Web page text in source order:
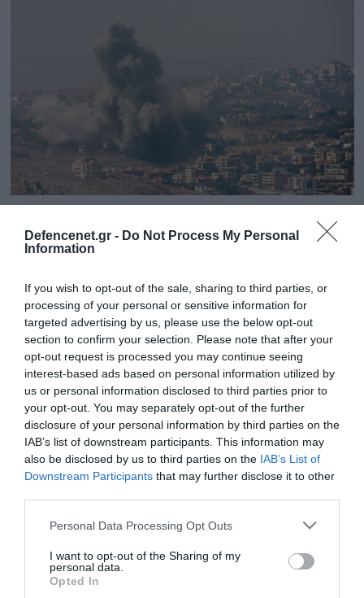
Defencenet.gr - Do Not Process My Personal
Information
If you wish to opt-out of the sale, sharing to third parties, or
processing of your personal or sensitive information for
targeted advertising by us, please use the below opt-out
section to confirm your selection. Please note that after your
opt-out request is processed you may continue seeing
interest-based ads based on personal information utilized by
us or personal information disclosed to third parties prior to
your opt-out. You may separately opt-out of the further
disclosure of your personal information by third parties on the
IAB’s list of downstream participants. This information may
also be disclosed by us to third parties on the IAB’s List of
Downstream Participants that may further disclose it to other
Please note that this website/app uses one or more Google
not limited to your visit or usage behaviour. You may click to
grant or deny consent to Google and its third-party tags to
use your data for below specified purposes in below Google
Personal Data Processing Opt Outs
I want to opt-out of the Sharing of my
personal data.
Opted In
Βίντεο: Οι ισραηλινές δυνάμεις
νότιο Λίβανο
Οι IDF υποστήριξαν ότι χτύπησαν «τρομοκρατικές
υποδομές της Χεζμπολάχ στην περιοχή Ναμπατίεχ».